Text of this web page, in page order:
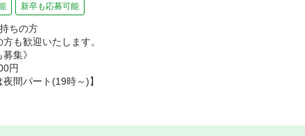
新卒も応募可能
ちの方
も歓迎いたします。
集》
円
夜間パート(19時～)】